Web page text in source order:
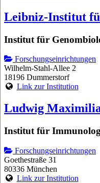
Leibniz-Institut
Institut für
Forschungseinrichtungen
Wilhelm-Stahl-Allee 2
18196 Dummerstorf
Link zur Institution
Ludwig
Institut für
Forschungseinrichtungen
Goethestraße 31
80336 München
Link zur Institution